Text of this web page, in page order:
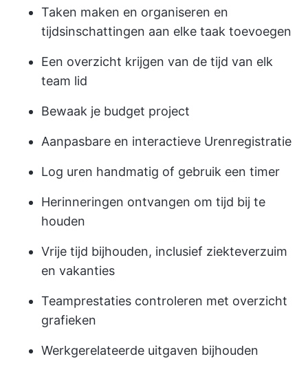
Taken maken en organiseren en
tijdsinschattingen aan elke taak toevoegen
Een overzicht krijgen van de tijd van elk
team lid
Bewaak je budget project
Aanpasbare en interactieve Urenregistratie
Log uren handmatig of gebruik een timer
Herinneringen ontvangen om tijd bij te
houden
Vrije tijd bijhouden, inclusief ziekteverzuim
en vakanties
Teamprestaties controleren met overzicht
grafieken
Werkgerelateerde uitgaven bijhouden